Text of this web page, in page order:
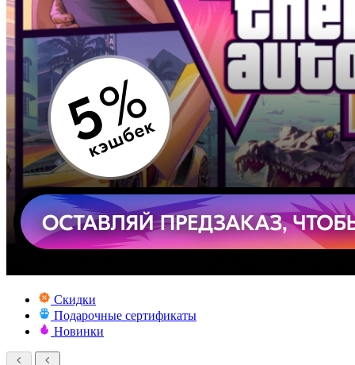
Скидки
Подарочные сертификаты
Новинки